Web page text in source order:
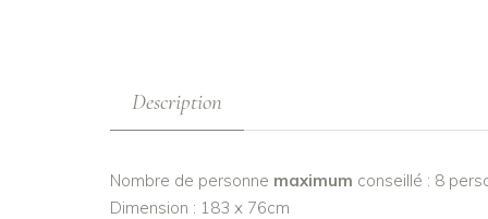
Description
Nombre de personne maximum conseillé : 8
Dimension : 183 x 76cm